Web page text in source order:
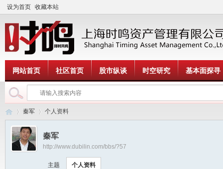
设为首页 收藏本站
网站首页 社区首页 股市纵谈 时空研究 基本面探寻
›
秦军
›
个人资料
秦军
http://www.dubilin.com/bbs/?57
主题 个人资料